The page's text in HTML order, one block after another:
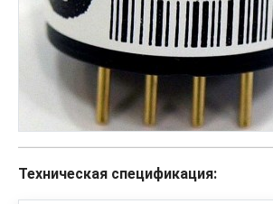
Техническая спецификация: